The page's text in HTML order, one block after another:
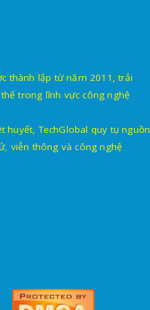
thành lập từ năm 2011, trải
trong lĩnh vực công nghệ
TechGlobal quy tụ nguồn
viễn thông và công nghệ